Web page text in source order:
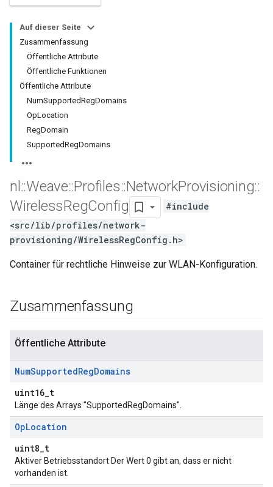
Auf dieser Seite
Zusammenfassung
Öffentliche Attribute
Öffentliche Funktionen
Öffentliche Attribute
NumSupportedRegDomains
OpLocation
RegDomain
SupportedRegDomains
nl ::Weave::Profiles::NetworkProvisioning::
WirelessRegConfig
#include
<src/lib/profiles/network-
provisioning/WirelessRegConfig.h>
Container für rechtliche Hinweise zur WLAN-Konfiguration.
Zusammenfassung
Öffentliche Attribute
NumSupportedRegDomains
uint16_t
Länge des Arrays "SupportedRegDomains".
OpLocation
uint8_t
Aktiver Betriebsstandort Der Wert 0 gibt an, dass er nicht
vorhanden ist.